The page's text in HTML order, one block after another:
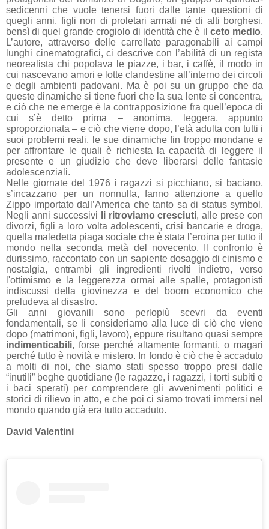
sedicenni che vuole tenersi fuori dalle tante questioni di
quegli anni, figli non di proletari armati né di alti borghesi,
bensì di quel grande crogiolo di identità che è il ceto medio.
L’autore, attraverso delle carrellate paragonabili ai campi
lunghi cinematografici, ci descrive con l’abilità di un regista
neorealista chi popolava le piazze, i bar, i caffè, il modo in
cui nascevano amori e lotte clandestine all’interno dei circoli
e degli ambienti padovani. Ma è poi su un gruppo che da
queste dinamiche si tiene fuori che la sua lente si concentra,
e ciò che ne emerge è la contrapposizione fra quell’epoca di
cui s’è detto prima – anonima, leggera, appunto
sproporzionata – e ciò che viene dopo, l’età adulta con tutti i
suoi problemi reali, le sue dinamiche fin troppo mondane e
per affrontare le quali è richiesta la capacità di leggere il
presente e un giudizio che deve liberarsi delle fantasie
adolescenziali.
Nelle giornate del 1976 i ragazzi si picchiano, si baciano,
s’incazzano per un nonnulla, fanno attenzione a quello
Zippo importato dall’America che tanto sa di status symbol.
Negli anni successivi
li ritroviamo cresciuti, alle prese con
divorzi, figli a loro volta adolescenti, crisi bancarie e droga,
quella maledetta piaga sociale che è stata l’eroina per tutto il
mondo nella seconda metà del novecento. Il confronto è
durissimo, raccontato con un sapiente dosaggio di cinismo e
nostalgia, entrambi gli ingredienti rivolti indietro, verso
l'ottimismo e la leggerezza ormai alle spalle, protagonisti
indiscussi della giovinezza e del boom economico che
preludeva al disastro.
Gli anni giovanili sono perlopiù scevri da eventi
fondamentali, se li consideriamo alla luce di ciò che viene
dopo (matrimoni, figli, lavoro), eppure risultano quasi sempre
indimenticabili, forse perché altamente formanti, o magari
perché tutto è novità e mistero. In fondo è ciò che è accaduto
a molti di noi, che siamo stati spesso troppo presi dalle
“inutili” beghe quotidiane (le ragazze, i ragazzi, i torti subiti e
i baci sperati) per comprendere gli avvenimenti politici e
storici di rilievo in atto, e che poi ci siamo trovati immersi nel
mondo quando già era tutto accaduto.
David Valentini